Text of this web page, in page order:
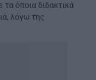
όποια διδακτικά
λόγω της